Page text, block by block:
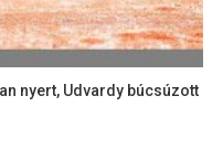
nyert, Udvardy búcsúzott